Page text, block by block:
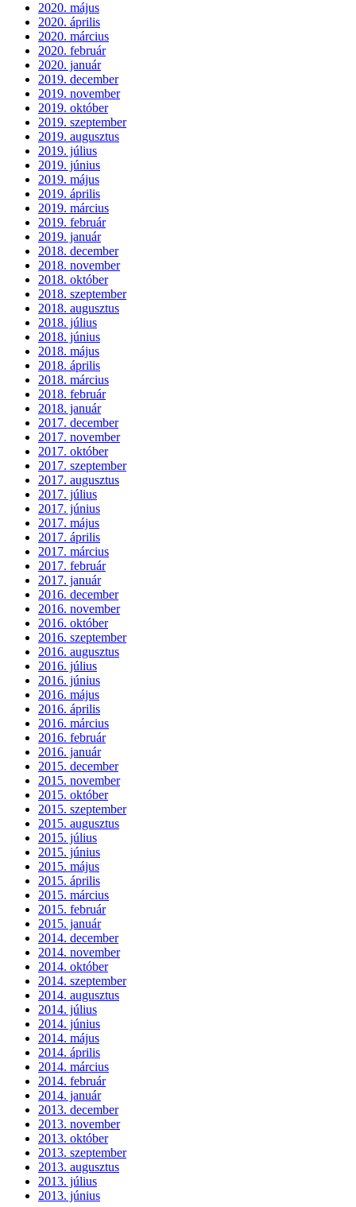
2020. május
2020. április
2020. március
2020. február
2020. január
2019. december
2019. november
2019. október
2019. szeptember
2019. augusztus
2019. július
2019. június
2019. május
2019. április
2019. március
2019. február
2019. január
2018. december
2018. november
2018. október
2018. szeptember
2018. augusztus
2018. július
2018. június
2018. május
2018. április
2018. március
2018. február
2018. január
2017. december
2017. november
2017. október
2017. szeptember
2017. augusztus
2017. július
2017. június
2017. május
2017. április
2017. március
2017. február
2017. január
2016. december
2016. november
2016. október
2016. szeptember
2016. augusztus
2016. július
2016. június
2016. május
2016. április
2016. március
2016. február
2016. január
2015. december
2015. november
2015. október
2015. szeptember
2015. augusztus
2015. július
2015. június
2015. május
2015. április
2015. március
2015. február
2015. január
2014. december
2014. november
2014. október
2014. szeptember
2014. augusztus
2014. július
2014. június
2014. május
2014. április
2014. március
2014. február
2014. január
2013. december
2013. november
2013. október
2013. szeptember
2013. augusztus
2013. július
2013. június